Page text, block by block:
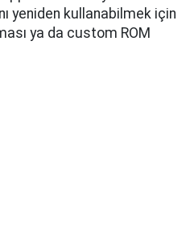
yeniden kullanabilmek için
ya da custom ROM